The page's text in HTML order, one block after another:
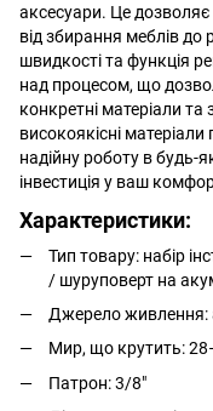
аксесуари. Це
від збирання меблів
швидкості та функція
над процесом, що
конкретні матеріали
високоякісні
надійну роботу в будь-
інвестиція у ваш
Характеристики:
Тип товару: набір
/ шуруповерт на
Джерело живлення:
Мир, що крутить:
Патрон: 3/8"